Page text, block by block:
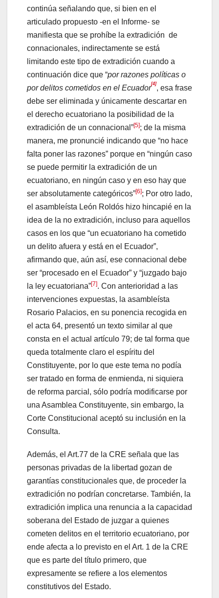
continúa señalando que, si bien en el
articulado propuesto -en el Informe- se
manifiesta que se prohíbe la extradición de
connacionales, indirectamente se está
limitando este tipo de extradición cuando a
continuación dice que “por razones políticas o
por delitos cometidos en el Ecuador[4], esa frase
debe ser eliminada y únicamente descartar en
el derecho ecuatoriano la posibilidad de la
extradición de un connacional”[5]; de la misma
manera, me pronuncié indicando que “no hace
falta poner las razones” porque en “ningún caso
se puede permitir la extradición de un
ecuatoriano, en ningún caso y en eso hay que
ser absolutamente categóricos”[6]; Por otro lado,
el asambleísta León Roldós hizo hincapié en la
idea de la no extradición, incluso para aquellos
casos en los que “un ecuatoriano ha cometido
un delito afuera y está en el Ecuador”,
afirmando que, aún así, ese connacional debe
ser “procesado en el Ecuador” y “juzgado bajo
la ley ecuatoriana”[7]. Con anterioridad a las
intervenciones expuestas, la asambleísta
Rosario Palacios, en su ponencia recogida en
el acta 64, presentó un texto similar al que
consta en el actual artículo 79; de tal forma que
queda totalmente claro el espíritu del
Constituyente, por lo que este tema no podía
ser tratado en forma de enmienda, ni siquiera
de reforma parcial, sólo podría modificarse por
una Asamblea Constituyente, sin embargo, la
Corte Constitucional aceptó su inclusión en la
Consulta.
Además, el Art.77 de la CRE señala que las
personas privadas de la libertad gozan de
garantías constitucionales que, de proceder la
extradición no podrían concretarse. También, la
extradición implica una renuncia a la capacidad
soberana del Estado de juzgar a quienes
cometen delitos en el territorio ecuatoriano, por
ende afecta a lo previsto en el Art. 1 de la CRE
que es parte del título primero, que
expresamente se refiere a los elementos
constitutivos del Estado.